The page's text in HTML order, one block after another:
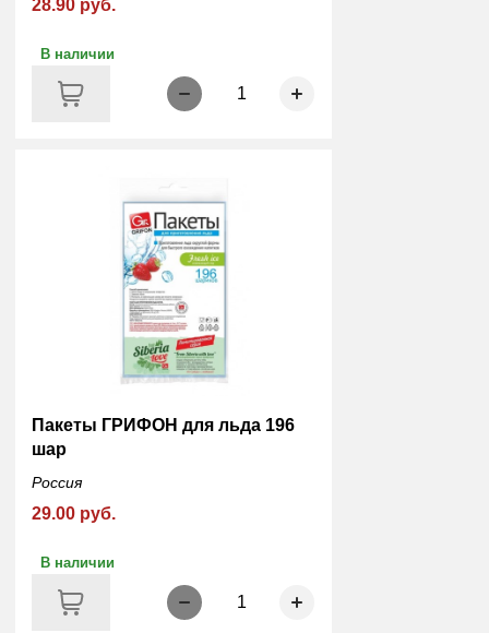
28.90 руб.
В наличии
1
Пакеты ГРИФОН для льда 196
шар
Россия
29.00 руб.
В наличии
1